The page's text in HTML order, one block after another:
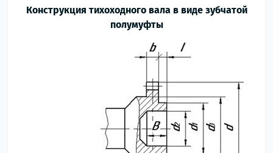
Конструкция тихоходного вала в виде зубчатой
полумуфты